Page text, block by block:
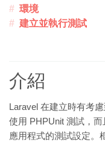
環境
建立並執行測試
介紹
Laravel 在建立時有考
使用 PHPUnit 測試，而
應用程式的測試設定。